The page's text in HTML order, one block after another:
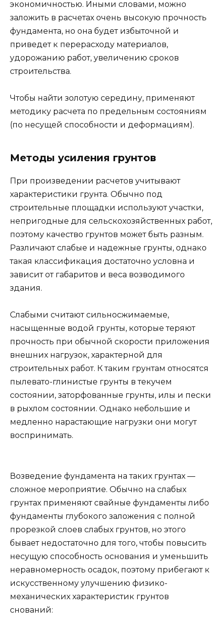
экономичностью. Иными словами, можно
заложить в расчетах очень высокую прочность
фундамента, но она будет избыточной и
приведет к перерасходу материалов,
удорожанию работ, увеличению сроков
строительства.
Чтобы найти золотую середину, применяют
методику расчета по предельным состояниям
(по несущей способности и деформациям).
Методы усиления грунтов
При произведении расчетов учитывают
характеристики грунта. Обычно под
строительные площадки используют участки,
непригодные для сельскохозяйственных работ,
поэтому качество грунтов может быть разным.
Различают слабые и надежные грунты, однако
такая классификация достаточно условна и
зависит от габаритов и веса возводимого
здания.
Слабыми считают сильносжимаемые,
насыщенные водой грунты, которые теряют
прочность при обычной скорости приложения
внешних нагрузок, характерной для
строительных работ. К таким грунтам относятся
пылевато-глинистые грунты в текучем
состоянии, заторфованные грунты, илы и пески
в рыхлом состоянии. Однако небольшие и
медленно нарастающие нагрузки они могут
воспринимать.
Возведение фундамента на таких грунтах —
сложное мероприятие. Обычно на слабых
грунтах применяют свайные фундаменты либо
фундаменты глубокого заложения с полной
прорезкой слоев слабых грунтов, но этого
бывает недостаточно для того, чтобы повысить
несущую способность основания и уменьшить
неравномерность осадок, поэтому прибегают к
искусственному улучшению физико-
механических характеристик грунтов
снований: